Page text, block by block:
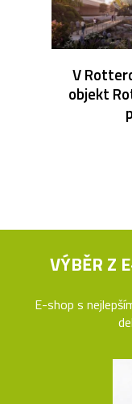
V
objekt
VÝBĚR Z
E-shop s